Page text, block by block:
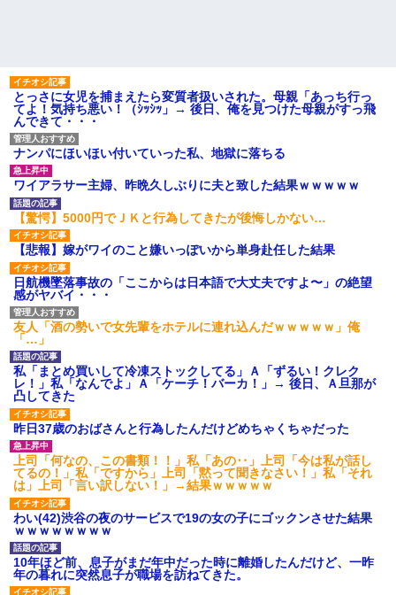
触らないでよ！」キチママ『そ
こに金庫があったから、開けて
みようとしただけ☆』義兄「泥
は出てけ！二度と来るな！」結
果・・・
私「初めて飲む味だけどなん
のお茶？」彼「ちっ！」私「」
【GIF】JSのカンチョーワロ
タ
後続車にクラクションを鳴ら
され彼氏が逆切れ。「何クラク
ション鳴らしてんだ！降りてこ
いよ！」と怒鳴りだし...
【衝撃】報酬100万円超の治験
募集がこちらｗｗｗｗｗ(※画像
あり)
【ネット騒然】惨殺されたタ
ワマン頂き女子のこの動画、す
げえええええｗｗｗｗｗｗｗｗ
ｗｗｗ
【愕然】白のクラウン俺氏、
高速道路左車線を制限速度で走
った結果wwwwwwwwwwww
百年の恋12-899 食べた量を
張り合ってくる
【悲報】佐藤輝明・・・２軍
でも盛大にやらかす←あまり悲
しませないでくれ
とっさに女児を捕まえたら変質者扱いされた。母親「あっち行っ
てよ！気持ち悪い！（ｼｯｼｯ」→ 後日、俺を見つけた母親がすっ飛
んできて・・・
ナンパにほいほい付いていった私、地獄に落ちる
ワイアラサー主婦、昨晩久しぶりに夫と致した結果ｗｗｗｗｗ
【驚愕】5000円でＪＫと行為してきたが後悔しかない…
【悲報】嫁がワイのこと嫌いっぽいから単身赴任した結果
日航機墜落事故の「ここからは日本語で大丈夫ですよ〜」の絶望
感がヤバイ・・・
友人「酒の勢いで女先輩をホテルに連れ込んだｗｗｗｗｗ」俺
「…」
私「まとめ買いして冷凍ストックしてる」Ａ「ずるい！クレク
レ！」私「なんでよ」Ａ「ケーチ！バーカ！」→ 後日、Ａ旦那が
凸してきた
昨日37歳のおばさんと行為したんだけどめちゃくちゃだった
上司「何なの、この書類！！」私「あの‥」上司「今は私が話し
てるの！」私「ですから」上司「黙って聞きなさい！」私「それ
は」上司「言い訳しない！」→結果ｗｗｗｗｗ
わい(42)渋谷の夜のサービスで19の女の子にゴックンさせた結果
ｗｗｗｗｗｗｗｗ
10年ほど前、息子がまだ年中だった時に離婚したんだけど、一昨
年の暮れに突然息子が職場を訪ねてきた。